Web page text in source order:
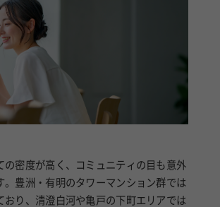
。豊洲・有明のタワーマンション群では
おり、清澄白河や亀戸の下町エリアでは
いが今も根付いています。「誰かに見ら